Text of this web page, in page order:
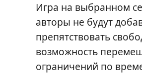
Игра на выбранном
авторы не будут
препятствовать
возможность
ограничений по